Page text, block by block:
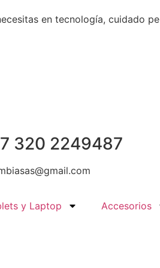
en tecnología, cuidado
320 2249487
y Laptop Accesorios